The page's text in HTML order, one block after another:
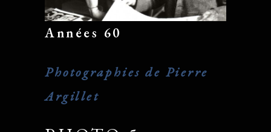
Années 60
Photographies de Pierre
Argillet